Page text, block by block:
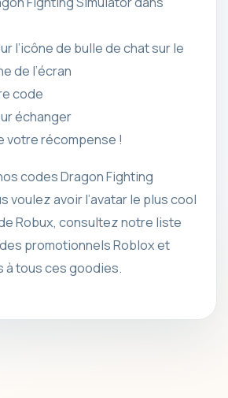
l’icône de bulle de chat sur le
de l’écran
code
échanger
votre récompense !
codes Dragon Fighting
voulez avoir l’avatar le plus cool
Robux, consultez notre liste
promotionnels Roblox et
tous ces goodies.